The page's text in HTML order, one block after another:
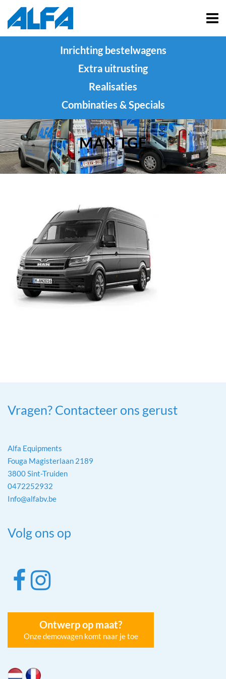
Inrichting bestelwagens
Extra uitrusting
Realisaties
Combinaties & Specials
MAN TGE
Vragen? Contacteer ons gerust
Alfa Equipments
Fouga Magisterlaan 2189
3800 Sint-Truiden
0472252932
Info@alfabv.be
Volg ons op
Ontwerp op maat?
Onze demowagen komt naar je toe